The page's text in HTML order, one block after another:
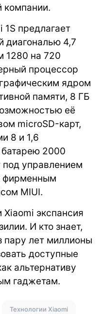
компании.
предлагает
диагональю 4,7
1280 на 720
процессор
ядром
памяти, 8 ГБ
её
microSD-карт,
8 и 1,6
2000
под управлением
фирменным
MIUI.
экспансия
И кто знает,
лет миллионы
доступные
альтернативу
гаджетам.
Технологии Xiaomi